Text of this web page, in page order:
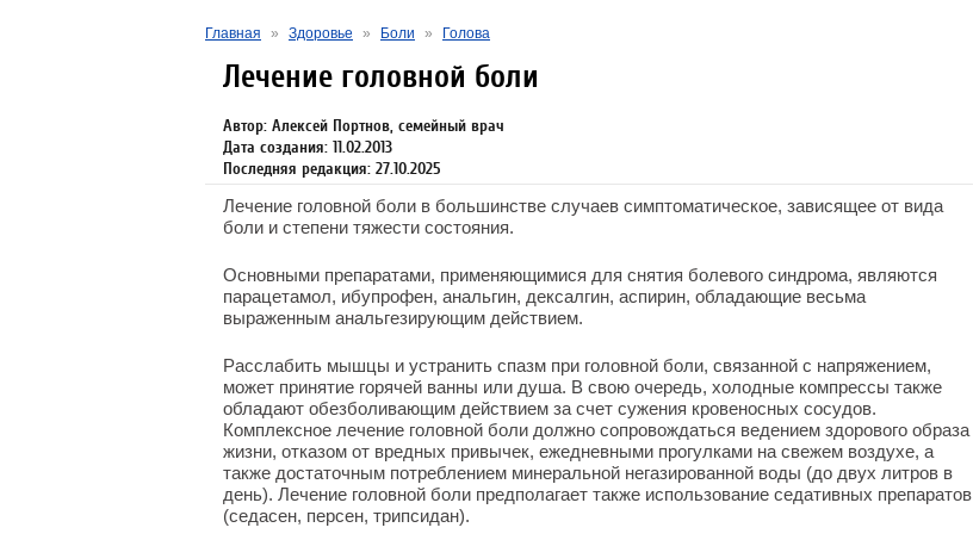
Главная » Здоровье » Боли » Голова
Лечение головной боли
Автор: Алексей Портнов, семейный врач
Дата создания: 11.02.2013
Последняя редакция: 27.10.2025
Лечение головной боли в большинстве случаев симптоматическое, зависящее от вида
боли и степени тяжести состояния.
Основными препаратами, применяющимися для снятия болевого синдрома, являются
парацетамол, ибупрофен, анальгин, дексалгин, аспирин, обладающие весьма
выраженным анальгезирующим действием.
Расслабить мышцы и устранить спазм при головной боли, связанной с напряжением,
может принятие горячей ванны или душа. В свою очередь, холодные компрессы также
обладают обезболивающим действием за счет сужения кровеносных сосудов.
Комплексное лечение головной боли должно сопровождаться ведением здорового образа
жизни, отказом от вредных привычек, ежедневными прогулками на свежем воздухе, а
также достаточным потреблением минеральной негазированной воды (до двух литров в
день). Лечение головной боли предполагает также использование седативных препаратов
(седасен, персен, трипсидан).